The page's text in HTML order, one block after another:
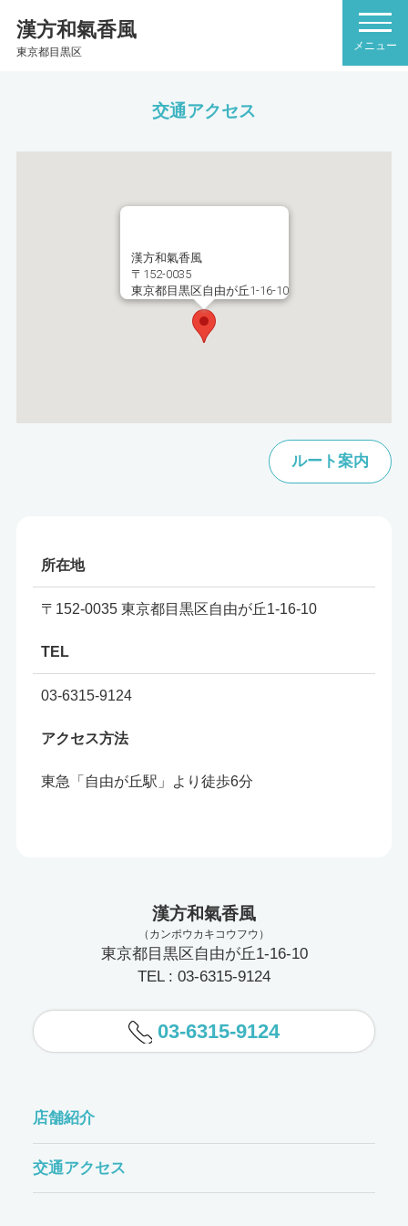
漢方和氣香風
東京都目黒区
交通アクセス
漢方和氣香風
〒152-0035
東京都目黒区自由が丘1-16-10
ルート案内
所在地
〒152-0035 東京都目黒区自由が丘1-16-10
TEL
03-6315-9124
アクセス方法
東急「自由が丘駅」より徒歩6分
漢方和氣香風
（カンポウカキコウフウ）
東京都目黒区自由が丘1-16-10
TEL : 03-6315-9124
03-6315-9124
店舗紹介
交通アクセス